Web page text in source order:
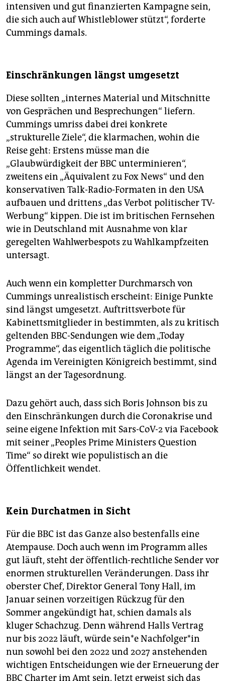
intensiven und gut finanzierten Kampagne sein,
die sich auch auf Whistleblower stützt“, forderte
Cummings damals.
Einschränkungen längst umgesetzt
Diese sollten „internes Material und Mitschnitte
von Gesprächen und Besprechungen“ liefern.
Cummings umriss dabei drei konkrete
„strukturelle Ziele“, die klarmachen, wohin die
Reise geht: Erstens müsse man die
„Glaubwürdigkeit der BBC unterminieren“,
zweitens ein „Äquivalent zu Fox News“ und den
konservativen Talk-Radio-Formaten in den USA
aufbauen und drittens „das Verbot politischer TV-
Werbung“ kippen. Die ist im britischen Fernsehen
wie in Deutschland mit Ausnahme von klar
geregelten Wahlwerbespots zu Wahlkampfzeiten
untersagt.
Auch wenn ein kompletter Durchmarsch von
Cummings unrealistisch erscheint: Einige Punkte
sind längst umgesetzt. Auftrittsverbote für
Kabinettsmitglieder in bestimmten, als zu kritisch
geltenden BBC-Sendungen wie dem „Today
Programme“, das eigentlich täglich die politische
Agenda im Vereinigten Königreich bestimmt, sind
längst an der Tagesordnung.
Dazu gehört auch, dass sich Boris Johnson bis zu
den Einschränkungen durch die Coronakrise und
seine eigene Infektion mit Sars-CoV-2 via Facebook
mit seiner „Peoples Prime Ministers Question
Time“ so direkt wie populistisch an die
Öffentlichkeit wendet.
Kein Durchatmen in Sicht
Für die BBC ist das Ganze also bestenfalls eine
Atempause. Doch auch wenn im Programm alles
gut läuft, steht der öffentlich-rechtliche Sender vor
enormen strukturellen Veränderungen. Dass ihr
oberster Chef, Direktor General Tony Hall, im
Januar seinen vorzeitigen Rückzug für den
Sommer angekündigt hat, schien damals als
kluger Schachzug. Denn während Halls Vertrag
nur bis 2022 läuft, würde sein*e Nach­fol­ge­r*in
nun sowohl bei den 2022 und 2027 anstehenden
wichtigen Entscheidungen wie der Erneuerung der
BBC Charter im Amt sein. Jetzt erweist sich das